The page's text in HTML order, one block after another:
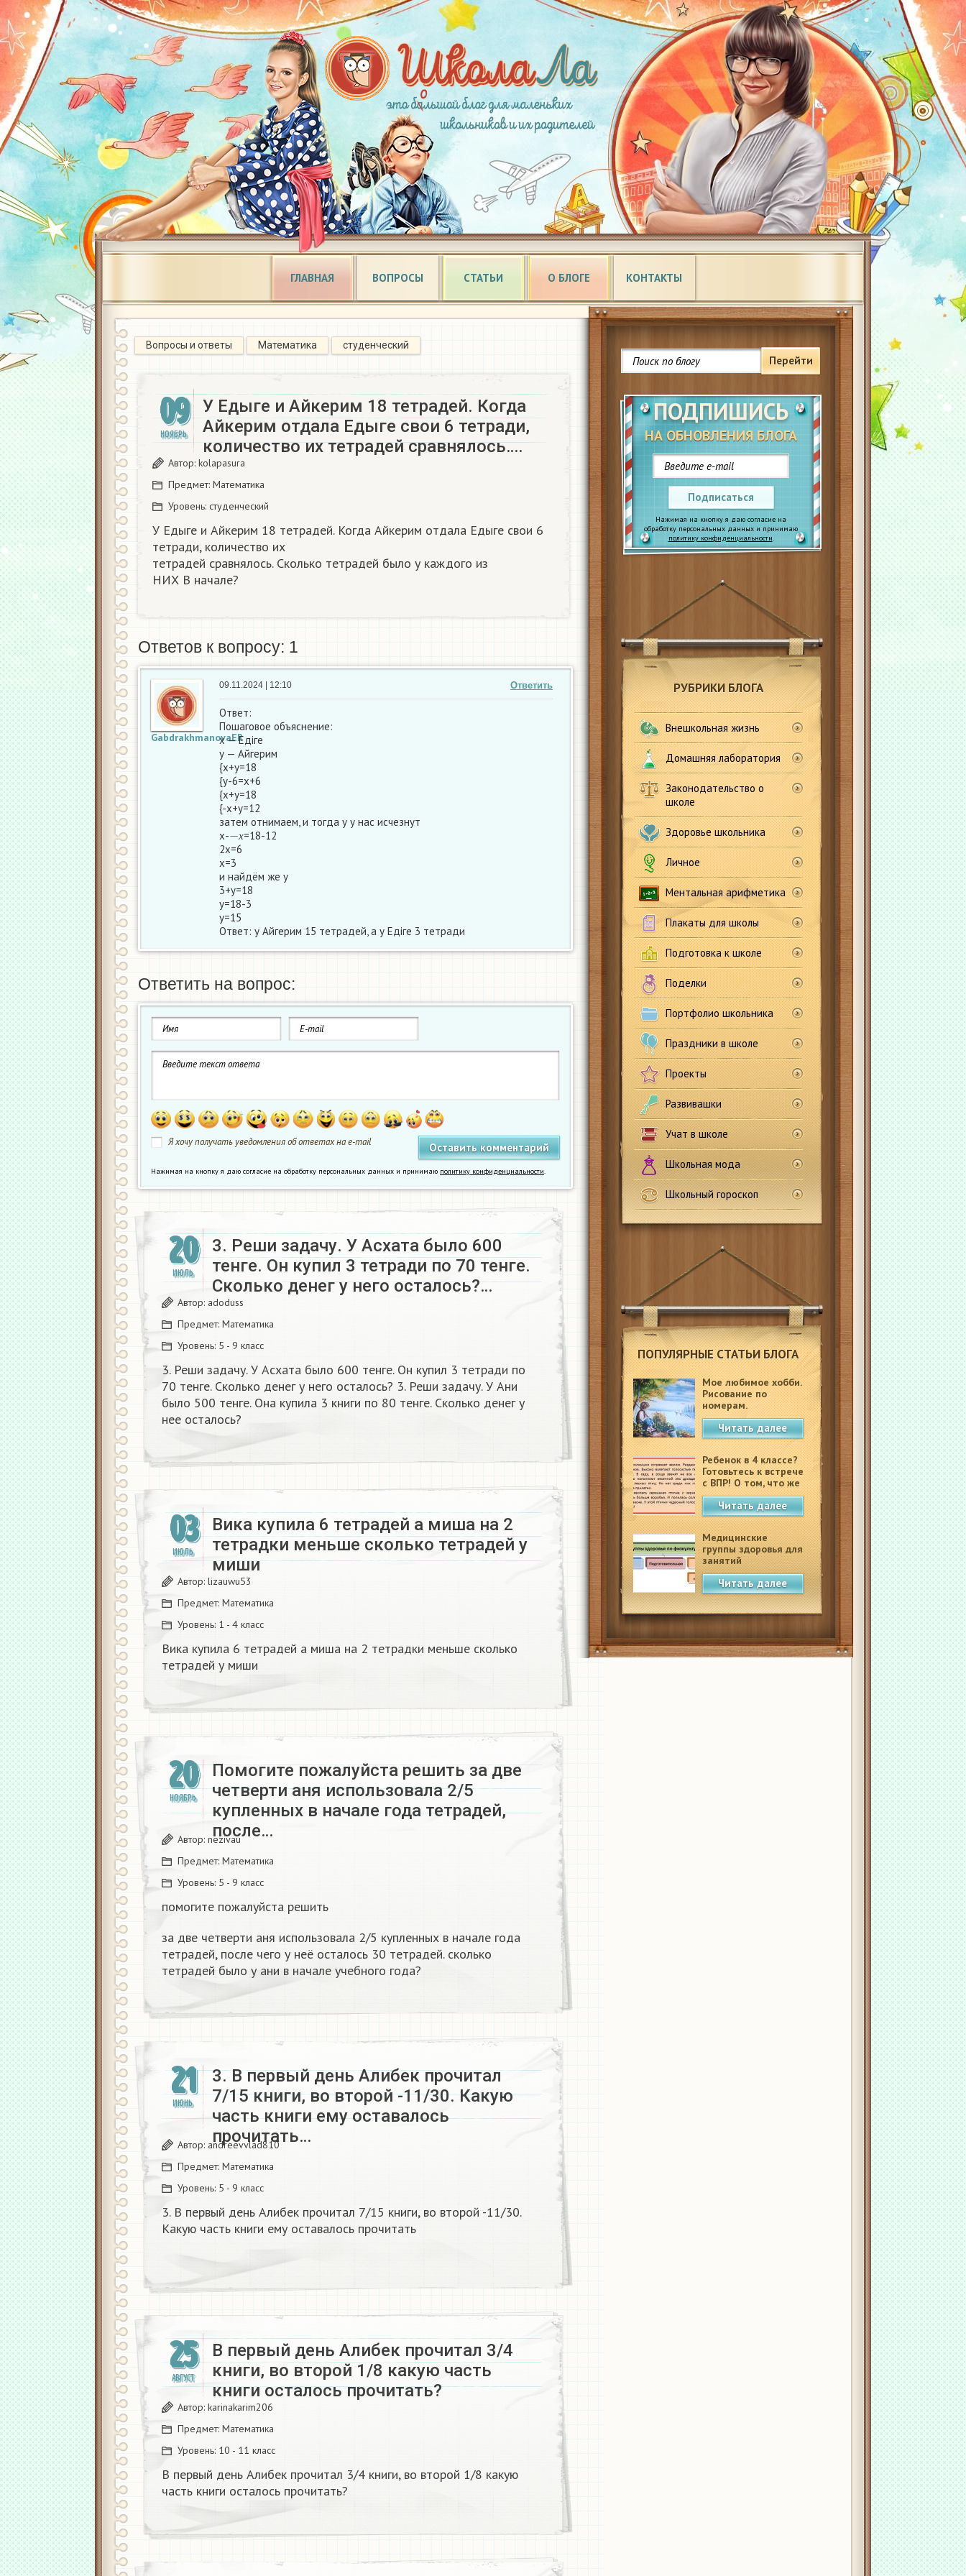
ГЛАВНАЯ ВОПРОСЫ СТАТЬИ О БЛОГЕ КОНТАКТЫ
Перейти
ПОДПИШИСЬ
НА ОБНОВЛЕНИЯ БЛОГА
Подписаться
Нажимая на кнопку я даю согласие на
обработку персональных данных и принимаю
политику конфиденциальности.
РУБРИКИ БЛОГА
Внешкольная жизнь
Домашняя лаборатория
Законодательство о
школе
Здоровье школьника
Личное
Ментальная арифметика
Плакаты для школы
Подготовка к школе
Поделки
Портфолио школьника
Праздники в школе
Проекты
Развивашки
Учат в школе
Школьная мода
Школьный гороскоп
ПОПУЛЯРНЫЕ СТАТЬИ БЛОГА
Мое любимое хобби.
Рисование по
номерам.
Читать далее
Ребенок в 4 классе?
Готовьтесь к встрече
с ВПР! О том, что же
это такое.
Читать далее
Медицинские
группы здоровья для
занятий
физкультурой в
школеЧитать далее
Вопросы и ответы Математика студенческий
09
НОЯБРЬ
У Едыге и Айкерим 18 тетрадей. Когда
Айкерим отдала Едыге свои 6 тетради,
количество их тетрадей сравнялось….
Автор: kolapasura
Предмет: Математика
Уровень: студенческий
У Едыге и Айкерим 18 тетрадей. Когда Айкерим отдала Едыге свои 6
тетради, количество их
тетрадей сравнялось. Сколько тетрадей было у каждого из
НИХ В начале?​
Ответов к вопросу: 1
GabdrakhmanovaER
Ответить
09.11.2024 | 12:10
Ответ:
Пошаговое объяснение:
х — Едіге
у — Айгерим
{х+у=18
{у-6=х+6
{х+у=18
{-х+у=12
затем отнимаем, и тогда у у нас исчезнут
х-−х=18-12
2х=6
х=3
и найдём же у
3+у=18
у=18-3
у=15
Ответ: у Айгерим 15 тетрадей, а у Едіге 3 тетради
Ответить на вопрос:
Я хочу получать уведомления об ответах на e-mail
Нажимая на кнопку я даю согласие на обработку персональных данных и принимаю политику конфиденциальности.
20
ИЮЛЬ
3. Реши задачу. У Асхата было 600
тенге. Он купил 3 тетради по 70 тенге.
Сколько денег у него осталось?…
Автор: adoduss
Предмет: Математика
Уровень: 5 - 9 класс
3. Реши задачу. У Асхата было 600 тенге. Он купил 3 тетради по
70 тенге. Сколько денег у него осталось? 3. Реши задачу. У Ани
было 500 тенге. Она купила 3 книги по 80 тенге. Сколько денег у
нее осталось?​
03
ИЮЛЬ
Вика купила 6 тетрадей а миша на 2
тетрадки меньше сколько тетрадей у
миши
Автор: lizauwu53
Предмет: Математика
Уровень: 1 - 4 класс
Вика купила 6 тетрадей а миша на 2 тетрадки меньше сколько
тетрадей у миши
20
НОЯБРЬ
Помогите пожалуйста решить за две
четверти аня использовала 2/5
купленных в начале года тетрадей,
после…
Автор: nezivau
Предмет: Математика
Уровень: 5 - 9 класс
помогите пожалуйста решить
за две четверти аня использовала 2/5 купленных в начале года
тетрадей, после чего у неё осталось 30 тетрадей. сколько
тетрадей было у ани в начале учебного года?
21
ИЮНЬ
3. В первый день Алибек прочитал
7/15 книги, во второй -11/30. Какую
часть книги ему оставалось
прочитать…
Автор: andreevvlad810
Предмет: Математика
Уровень: 5 - 9 класс
3. В первый день Алибек прочитал 7/15 книги, во второй -11/30.
Какую часть книги ему оставалось прочитать
25
АВГУСТ
В первый день Алибек прочитал 3/4
книги, во второй 1/8 какую часть
книги осталось прочитать?
Автор: karinakarim206
Предмет: Математика
Уровень: 10 - 11 класс
В первый день Алибек прочитал 3/4 книги, во второй 1/8 какую
часть книги осталось прочитать?